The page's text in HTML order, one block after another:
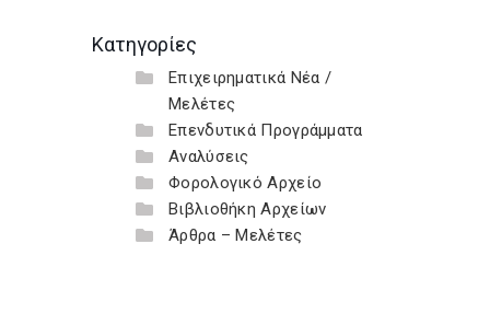
Κατηγορίες
Επιχειρηματικά Νέα /
Μελέτες
Επενδυτικά Προγράμματα
Αναλύσεις
Φορολογικό Αρχείο
Βιβλιοθήκη Αρχείων
Άρθρα – Μελέτες